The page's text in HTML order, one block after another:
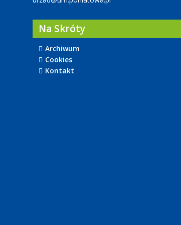
Na Skróty
Archiwum
Cookies
Kontakt